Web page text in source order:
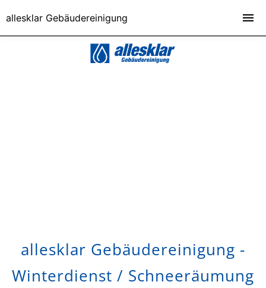
allesklar Gebäudereinigung -
Winterdienst / Schneeräumung
allesklar Gebäudereinigung